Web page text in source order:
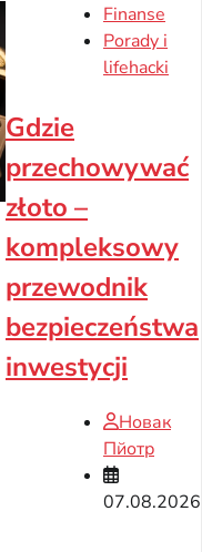
Finanse
Porady i
lifehacki
Gdzie
przechowywać
złoto –
kompleksowy
przewodnik
bezpieczeństwa
inwestycji
Новак
Пйотр
07.08.2026